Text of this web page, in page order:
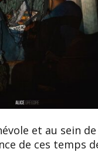
et au sein
de ces temps